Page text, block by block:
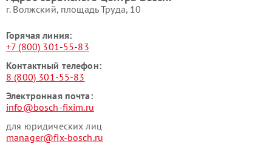
г. Волжский, площадь Труда, 10
Горячая линия:
+7 (800) 301-55-83
Контактный телефон:
8 (800) 301-55-83
Электронная почта:
info@bosch-fixim.ru
для юридических лиц
manager@fix-bosch.ru